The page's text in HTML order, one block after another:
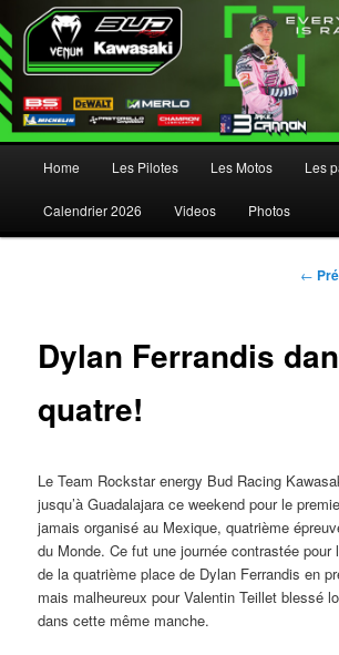
Aller au contenu principal
Aller au contenu secondaire
Home Les Pilotes Les Motos Les
Calendrier 2026 Videos Photos
←
Dylan Ferrandis
quatre!
Le Team Rockstar energy Bud Racing
jusqu’à Guadalajara ce weekend pour le
jamais organisé au Mexique, quatrième
du Monde. Ce fut une journée contrastée pour
de la quatrième place de Dylan Ferrandis en
mais malheureux pour Valentin Teillet blessé
dans cette même manche.